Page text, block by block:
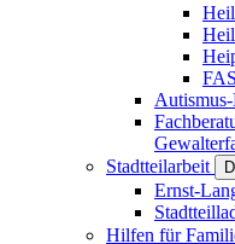
Stadtteilarbeit
Ernst-
Hilfen für